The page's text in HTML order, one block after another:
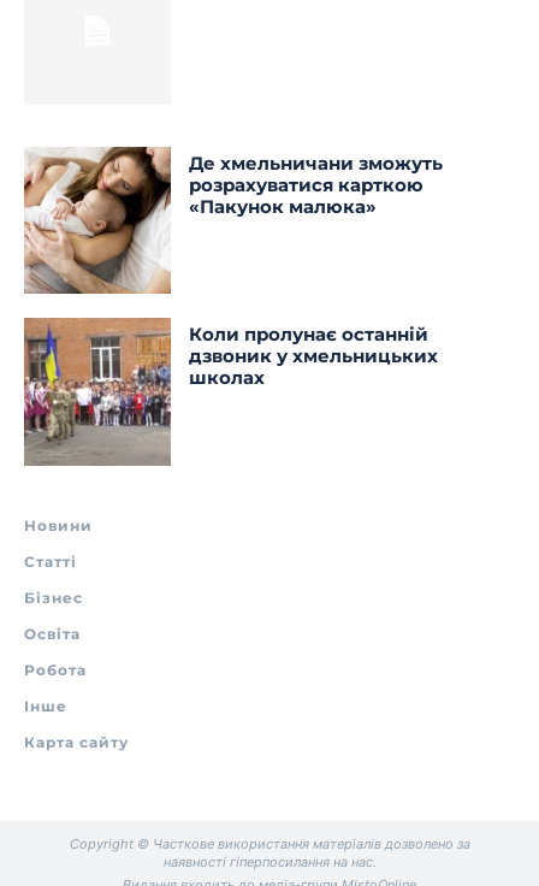
Де хмельничани зможуть
розрахуватися карткою
«Пакунок малюка»
Коли пролунає останній
дзвоник у хмельницьких
школах
Новини
Статті
Бізнес
Освіта
Робота
Інше
Карта сайту
Copyright © Часткове використання матеріалів дозволено за
наявності гіперпосилання на нас.